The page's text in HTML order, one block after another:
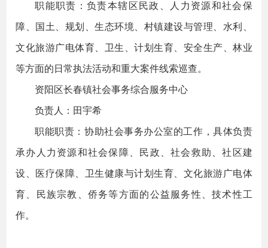
职能职责：负责本辖区民政、人力资源和社会保
障、国土、规划、生态环境、村镇建设与管理、水利、
文化旅游广电体育、卫生、计划生育、安全生产、林业
等方面的日常执法活动和重大案件线索巡查。
资阳区长春镇社会事务综合服务中心
负责人：田宇希
职能职责：协助社会事务办公室的工作，具体负责
承办人力资源和社会保障、民政、社会救助、社区建
设、医疗保障、卫生健康与计划生育、文化旅游广电体
育、民族宗教、侨务等方面的公益服务性、技术性工
作。